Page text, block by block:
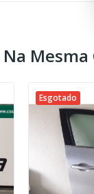
Mesma
Esgotado